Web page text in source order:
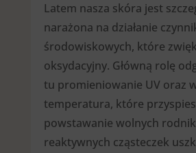
Latem nasza skóra jest
narażona na działanie
środowiskowych, które
oksydacyjny. Główną rolę
tu promieniowanie UV oraz
temperatura, które
powstawanie wolnych
reaktywnych cząsteczek